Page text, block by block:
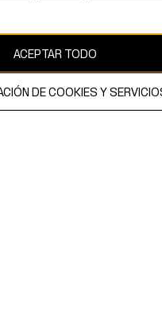
ACEPTAR TODO
DE COOKIES Y